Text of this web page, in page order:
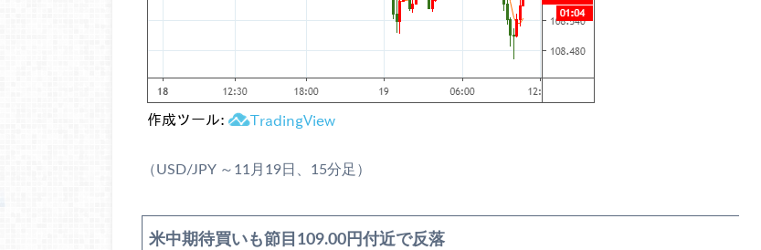
（USD/JPY ～11月19日、15分足）
米中期待買いも節目109.00円付近で反落